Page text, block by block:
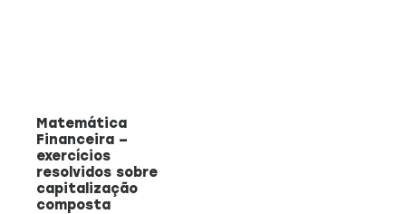
Matemática
Financeira –
exercícios
resolvidos sobre
capitalização
composta